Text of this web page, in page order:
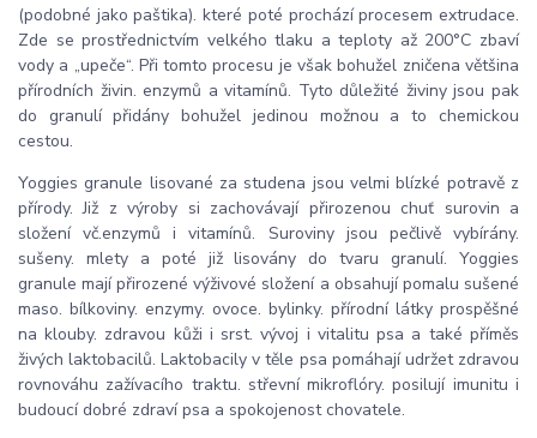
(podobné jako paštika). které poté prochází procesem extrudace.
Zde se prostřednictvím velkého tlaku a teploty až 200°C zbaví
vody a „upeče“. Při tomto procesu je však bohužel zničena většina
přírodních živin. enzymů a vitamínů. Tyto důležité živiny jsou pak
do granulí přidány bohužel jedinou možnou a to chemickou
cestou.
Yoggies granule lisované za studena jsou velmi blízké potravě z
přírody. Již z výroby si zachovávají přirozenou chuť surovin a
složení vč.enzymů i vitamínů. Suroviny jsou pečlivě vybírány.
sušeny. mlety a poté již lisovány do tvaru granulí. Yoggies
granule mají přirozené výživové složení a obsahují pomalu sušené
maso. bílkoviny. enzymy. ovoce. bylinky. přírodní látky prospěšné
na klouby. zdravou kůži i srst. vývoj i vitalitu psa a také příměs
živých laktobacilů. Laktobacily v těle psa pomáhají udržet zdravou
rovnováhu zažívacího traktu. střevní mikroflóry. posilují imunitu i
budoucí dobré zdraví psa a spokojenost chovatele.